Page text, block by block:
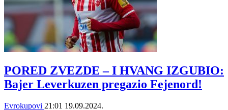
PORED ZVEZDE – I HVANG IZGUBIO:
Bajer Leverkuzen pregazio Fejenord!
Evrokupovi 21:01 19.09.2024.